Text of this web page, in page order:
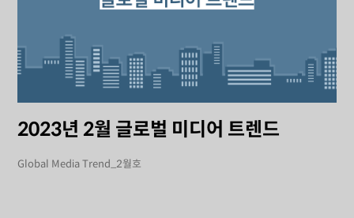
2023년 2월 글로벌 미디어 트렌드
Global Media Trend_2월호